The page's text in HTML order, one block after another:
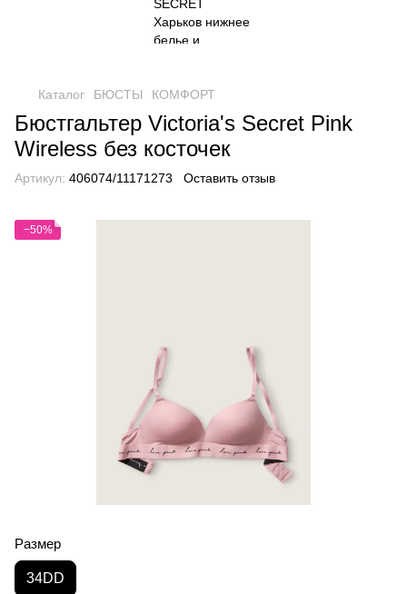
Каталог БЮСТЫ КОМФОРТ
Бюстгальтер Victoria's Secret Pink
Wireless без косточек
Артикул: 406074/11171273 Оставить отзыв
−50%
Размер
34DD